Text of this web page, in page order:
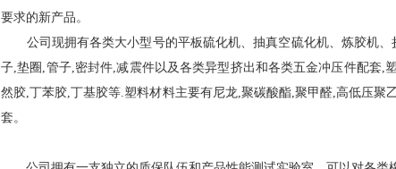
要求的新产品。
公司现拥有各类大小型号的平板硫化机、抽真空硫化机、炼胶机、
子,垫圈,管子,密封件,减震件以及各类异型挤出和各类五金冲压件配套,
然胶,丁苯胶,丁基胶等.塑料材料主要有尼龙,聚碳酸酯,聚甲醛,高低压聚
套。